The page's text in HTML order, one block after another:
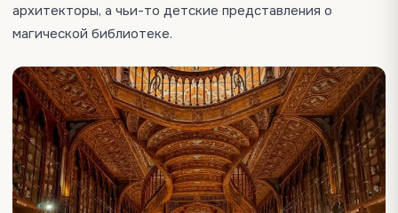
архитекторы, а чьи-то детские представления о
магической библиотеке.